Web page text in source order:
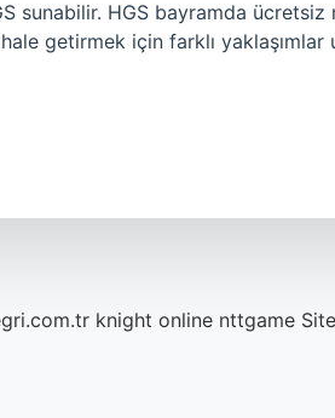
sunabilir. HGS bayramda ücretsiz
getirmek için farklı yaklaşımlar
knight online nttgame